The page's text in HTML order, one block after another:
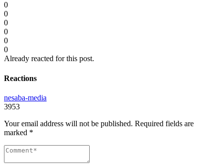
0
0
0
0
0
0
Already reacted for this post.
Reactions
nesaba-media
3953
Your email address will not be published. Required fields are
marked *